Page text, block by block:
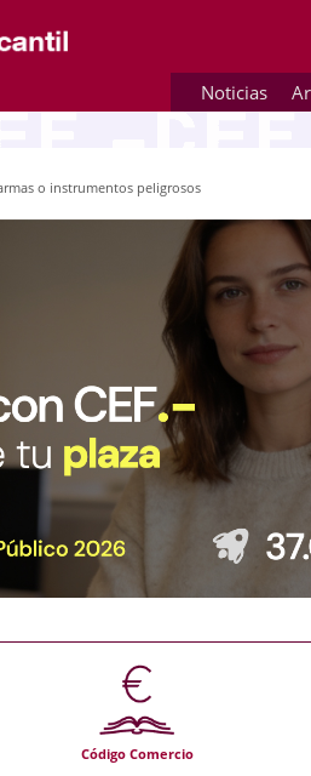
Noticias
o instrumentos peligrosos
Código Comercio